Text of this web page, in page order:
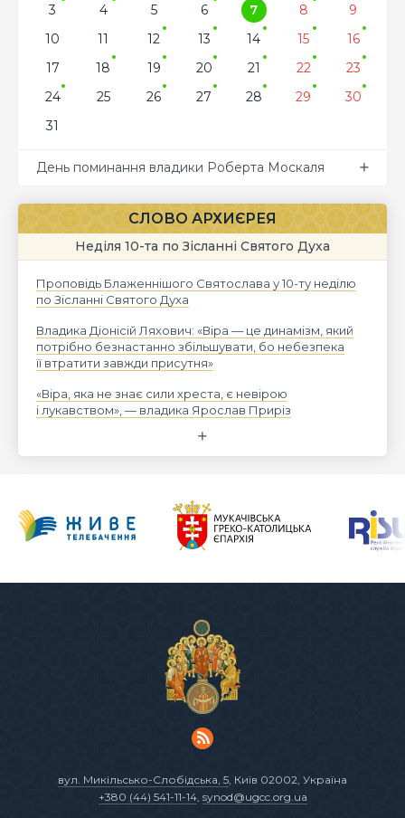
3
4 5 6 7 8
9
10
11 12 13 14 15
16
17
18 19 20 21 22
23
24
25 26 27 28 29
30
31
День поминання владики Роберта Москаля
СЛОВО АРХИЄРЕЯ
Неділя 10-та по Зісланні Святого Духа
Проповідь Блаженнішого Святослава у 10-ту неділю
по Зісланні Святого Духа
Владика Діонісій Ляхович: «Віра — це динамізм, який
потрібно безнастанно збільшувати, бо небезпека
її втратити завжди присутня»
«Віра, яка не знає сили хреста, є невірою
і лукавством», — владика Ярослав Приріз
вул. Микільсько-Слобідська, 5, Київ 02002, Україна
+380 (44) 541-11-14, synod@ugcc.org.ua